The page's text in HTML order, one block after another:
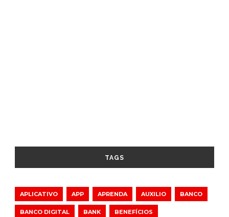
TAGS
APLICATIVO APP APRENDA AUXILIO BANCO
BANCO DIGITAL BANK BENEFÍCIOS